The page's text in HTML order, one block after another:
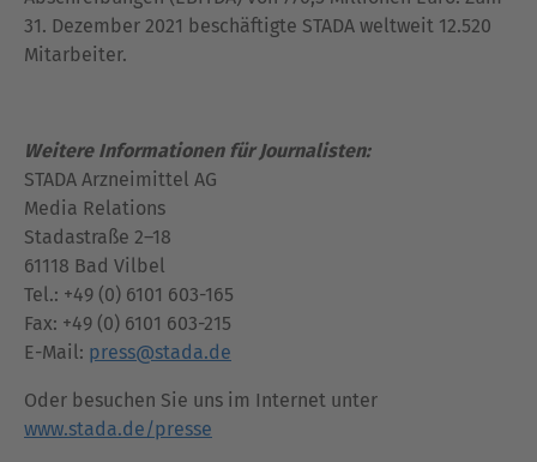
31. Dezember 2021 beschäftigte STADA weltweit 12.520
Mitarbeiter.
Weitere Informationen für Journalisten:
STADA Arzneimittel AG
Media Relations
Stadastraße 2–18
61118 Bad Vilbel
Tel.: +49 (0) 6101 603-165
Fax: +49 (0) 6101 603-215
E-Mail: press@stada.de
Oder besuchen Sie uns im Internet unter
www.stada.de/presse